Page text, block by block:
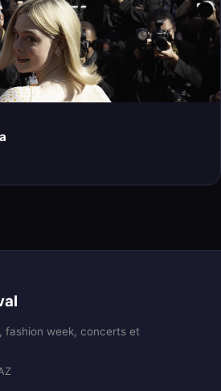
fashion week, concerts et